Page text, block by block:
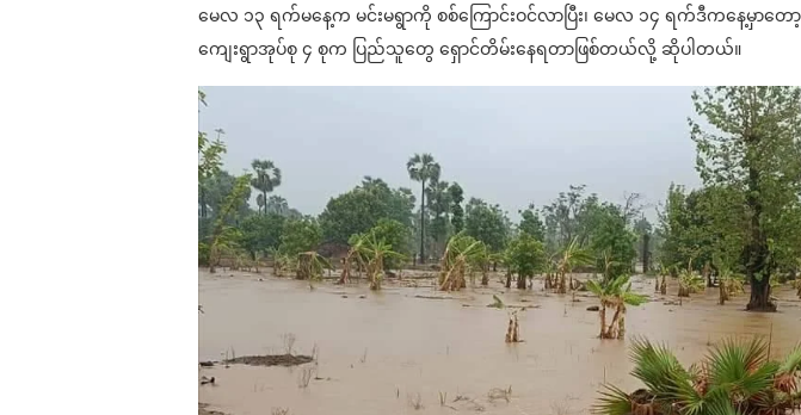
မေလ ၁၃ ရက်မနေ့က မင်းမရွာကို စစ်ကြောင်းဝင်လာပြီး၊ မေလ ၁၄ ရက်ဒီကနေ့မှာတ
ကျေးရွာအုပ်စု ၄ စုက ပြည်သူတွေ ရှောင်တိမ်းနေရတာဖြစ်တယ်လို့ ဆိုပါတယ်။